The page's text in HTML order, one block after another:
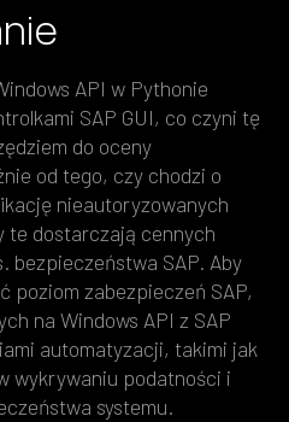
API w Pythonie
SAP GUI, co czyni tę
do oceny
od tego, czy chodzi o
nieautoryzowanych
te dostarczają cennych
bezpieczeństwa SAP. Aby
poziom zabezpieczeń SAP,
na Windows API z SAP
automatyzacji, takimi jak
wykrywaniu podatności i
systemu.